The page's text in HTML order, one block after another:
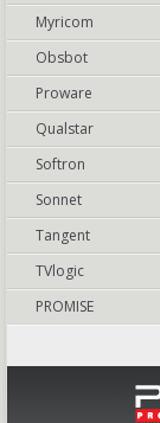
Myricom
Obsbot
Proware
Qualstar
Softron
Sonnet
Tangent
TVlogic
PROMISE